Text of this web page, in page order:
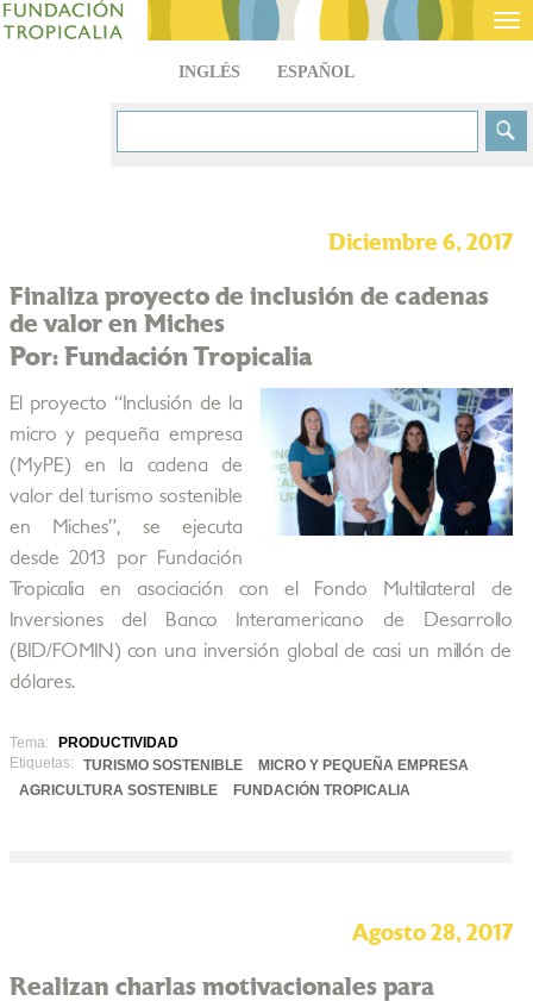
INGLÉS ESPAÑOL
Diciembre 6, 2017
Finaliza proyecto de inclusión de cadenas
de valor en Miches
Por: Fundación Tropicalia
El proyecto “Inclusión de la
micro y pequeña empresa
(MyPE) en la cadena de
valor del turismo sostenible
en Miches”, se ejecuta
desde 2013 por Fundación
Tropicalia en asociación con el Fondo Multilateral de
Inversiones del Banco Interamericano de Desarrollo
(BID/FOMIN) con una inversión global de casi un millón de
dólares.
Tema:
PRODUCTIVIDAD
Etiquetas:
TURISMO SOSTENIBLE
MICRO Y PEQUEÑA EMPRESA
AGRICULTURA SOSTENIBLE
FUNDACIÓN TROPICALIA
Agosto 28, 2017
Realizan charlas motivacionales para